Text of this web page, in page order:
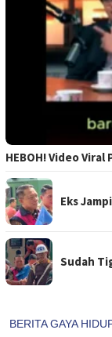
HEBOH! Video
Eks
Sudah